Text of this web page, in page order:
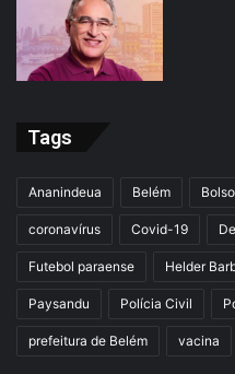
Tags
Ananindeua Belém
coronavírus Covid-19
Futebol paraense Helder
Paysandu Polícia Civil
prefeitura de Belém vacina